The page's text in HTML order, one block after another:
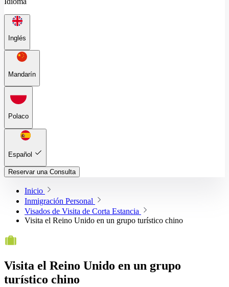
Inglés
Mandarín
Polaco
Español
Reservar una Consulta
Inicio
Inmigración Personal
Visados de Visita de Corta Estancia
Visita el Reino Unido en un grupo turístico chino
Visita el Reino Unido en un grupo
turístico chino